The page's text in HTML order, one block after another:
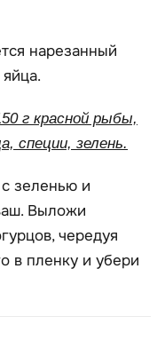
нарезанный
г красной рыбы,
специи, зелень.
зеленью и
Выложи
чередуя
в пленку и убери